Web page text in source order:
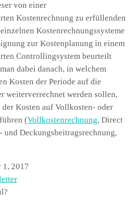
von einer
Kostenrechnung zu erfüllenden
Kostenrechnungssysteme
zur Kostenplanung in einem
Controllingsystem beurteilt
dabei danach, in welchem
Kosten der Periode auf die
weiterverrechnet werden sollen,
der Kosten auf Vollkosten- oder
(Vollkostenrechnung, Direct
und Deckungsbeitragsrechnung,
1, 2017